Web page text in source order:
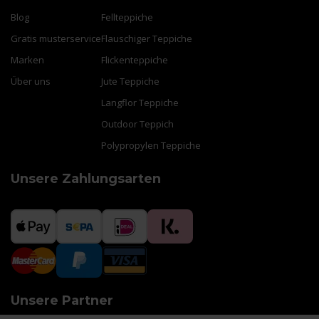
Blog
Gratis musterservice
Marken
Über uns
Fellteppiche
Flauschiger Teppiche
Flickenteppiche
Jute Teppiche
Langflor Teppiche
Outdoor Teppich
Polypropylen Teppiche
Unsere Zahlungsarten
Unsere Partner